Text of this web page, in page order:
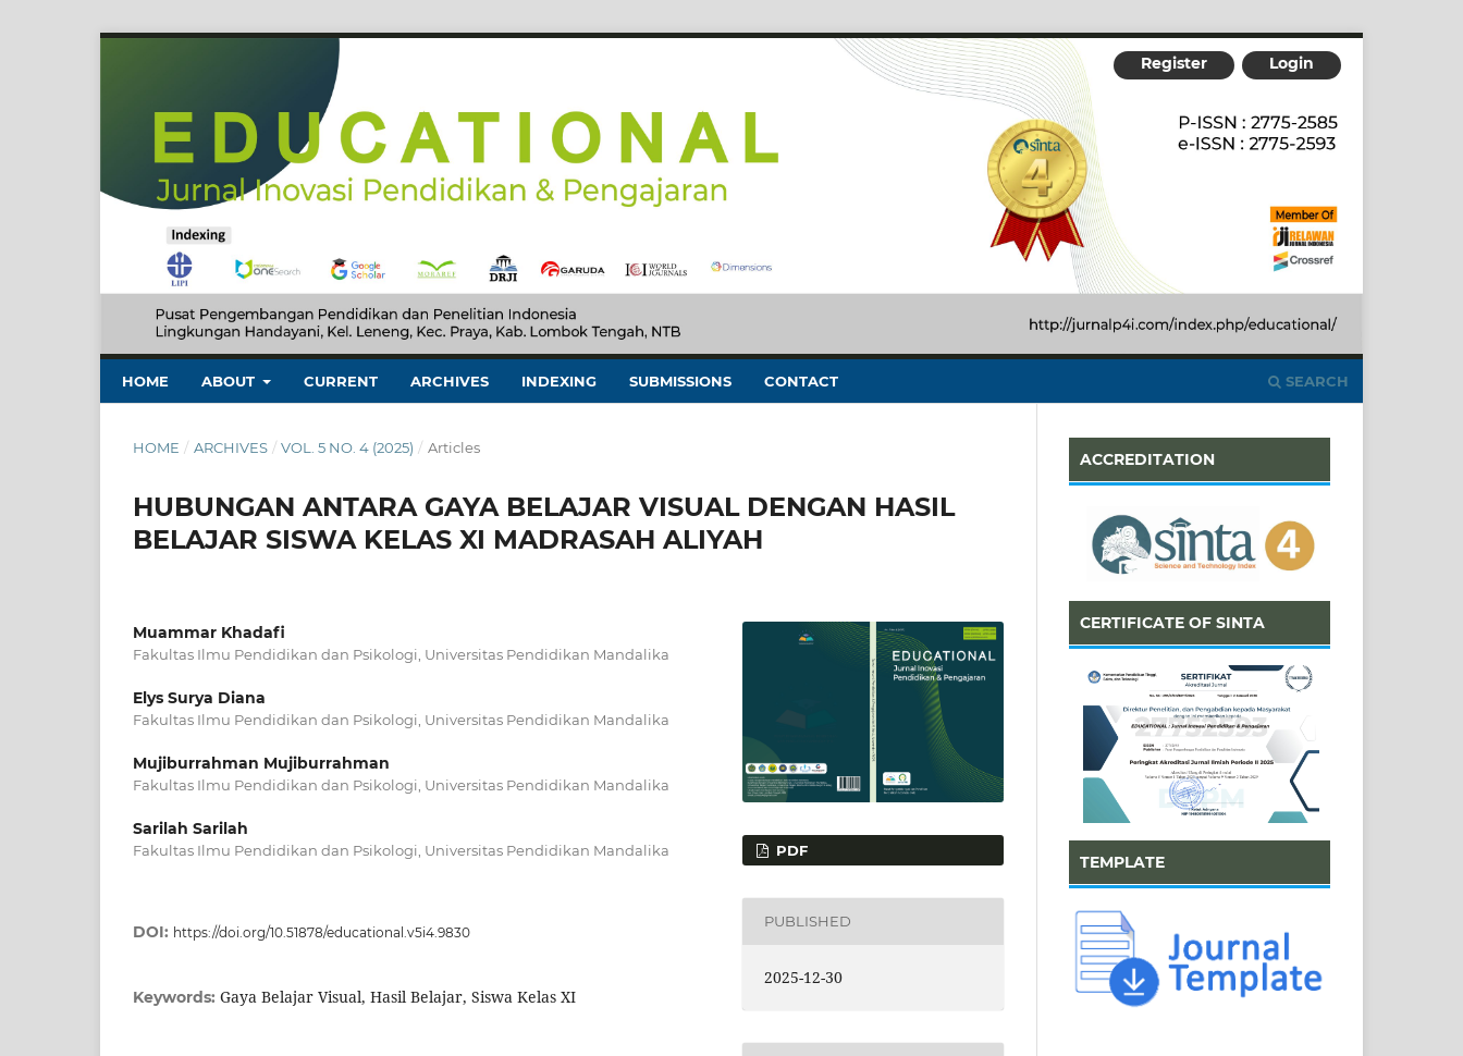
HOME ABOUT CURRENT ARCHIVES INDEXING SUBMISSIONS CONTACT SEARCH
Register Login
HOME / ARCHIVES / VOL. 5 NO. 4 (2025) / Articles
HUBUNGAN ANTARA GAYA BELAJAR VISUAL DENGAN HASIL
BELAJAR SISWA KELAS XI MADRASAH ALIYAH
Muammar Khadafi
Fakultas Ilmu Pendidikan dan Psikologi, Universitas Pendidikan Mandalika
Elys Surya Diana
Fakultas Ilmu Pendidikan dan Psikologi, Universitas Pendidikan Mandalika
Mujiburrahman Mujiburrahman
Fakultas Ilmu Pendidikan dan Psikologi, Universitas Pendidikan Mandalika
Sarilah Sarilah
Fakultas Ilmu Pendidikan dan Psikologi, Universitas Pendidikan Mandalika
DOI: https://doi.org/10.51878/educational.v5i4.9830
Keywords: Gaya Belajar Visual, Hasil Belajar, Siswa Kelas XI
PDF
PUBLISHED
2025-12-30
ACCREDITATION
CERTIFICATE OF SINTA
TEMPLATE